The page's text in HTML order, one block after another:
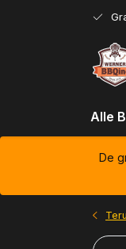
Alle
De